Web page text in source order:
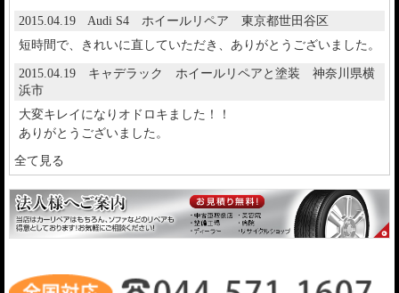
2015.04.19 Audi S4 ホイールリペア 東京都世田谷区
短時間で、きれいに直していただき、ありがとうございました。
2015.04.19 キャデラック ホイールリペアと塗装 神奈川県横
浜市
大変キレイになりオドロキました！！
ありがとうございました。
全て見る